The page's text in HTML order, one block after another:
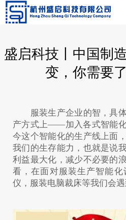
盛启科技丨中国制
变，你需要
服装生产企业的智，具体
产方式上——加入各式智能
今这个智能化的生产线上面
我们的生存能力，也就是说
利益最大化，减少不必要的
看，在面对服装生产智能化
仪，服装电脑裁床等我们会遇